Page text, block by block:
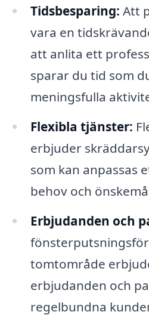
Tidsbesparing: Att
vara en
att anlita ett
sparar du tid som
meningsfulla
Flexibla tjänster:
erbjuder
som kan anpassas
behov och
Erbjudanden och
tomtområde
erbjudanden och
regelbundna